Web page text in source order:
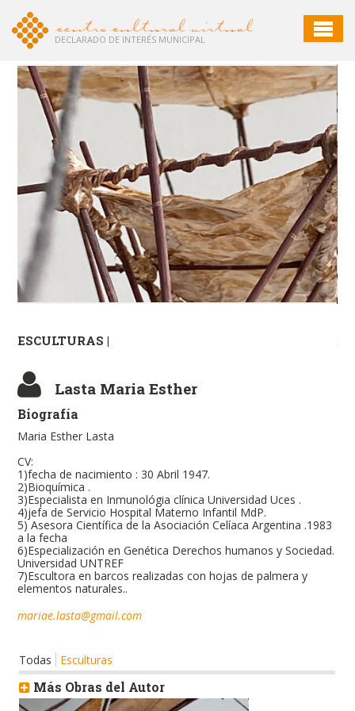
DECLARADO DE INTERÉS MUNICIPAL
ESCULTURAS |
Lasta Maria Esther
Biografía
Maria Esther Lasta
CV:
1)fecha de nacimiento : 30 Abril 1947.
2)Bioquímica .
3)Especialista en Inmunológia clínica Universidad Uces .
4)jefa de Servicio Hospital Materno Infantil MdP.
5) Asesora Científica de la Asociación Celíaca Argentina .1983
a la fecha
6)Especialización en Genética Derechos humanos y Sociedad.
Universidad UNTREF
7)Escultora en barcos realizadas con hojas de palmera y
elementos naturales..
mariae.lasta@gmail.com
Todas Esculturas
Más Obras del Autor